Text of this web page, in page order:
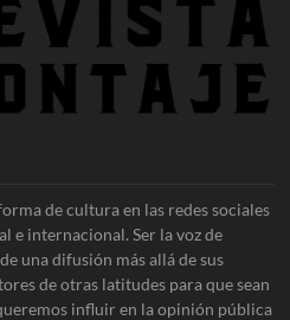
de cultura en las redes sociales
e internacional. Ser la voz de
una difusión más allá de sus
de otras latitudes para que sean
influir en la opinión pública